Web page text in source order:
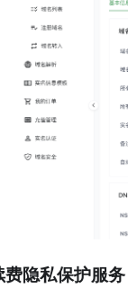
费隐私保护服务